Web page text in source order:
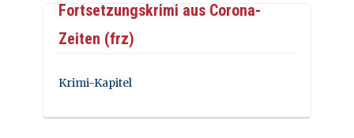
Fortsetzungskrimi aus Corona-
Zeiten (frz)
Krimi-Kapitel